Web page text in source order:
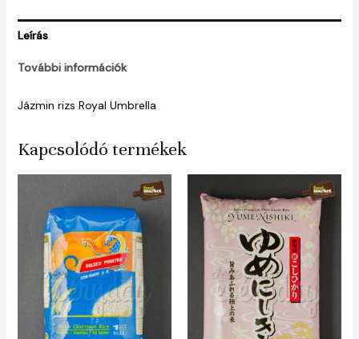
Leírás
További információk
Jázmin rizs Royal Umbrella
Kapcsolódó termékek